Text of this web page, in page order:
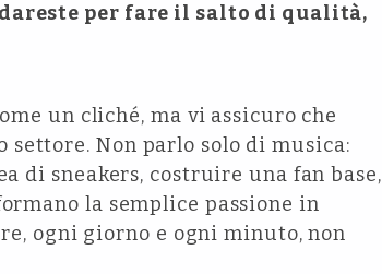
per fare il salto di qualità,
un cliché, ma vi assicuro che
Non parlo solo di musica:
di sneakers, costruire una fan base,
la semplice passione in
ogni giorno e ogni minuto, non